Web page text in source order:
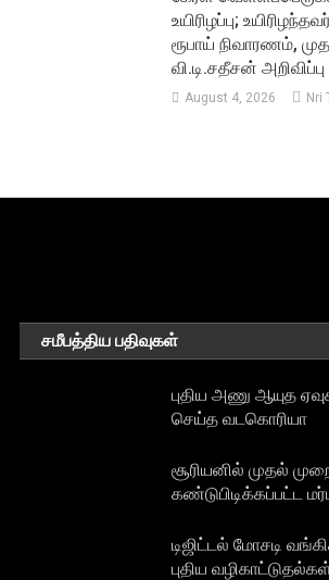
உயிரிழப்பு;
ரூபாய் நிவாரணம்,
வி.டி.சதீசன் அறிவிப்பு
August 4, 2026 Nri
சமீபத்திய பதிவுகள்
புதிய அணு ஆயுத
செய்த வடகொரியா
சூரியனில் முதல்
கண்டுபிடிக்கப்பட்ட
டிஜிட்டல் மோசடி
புதிய